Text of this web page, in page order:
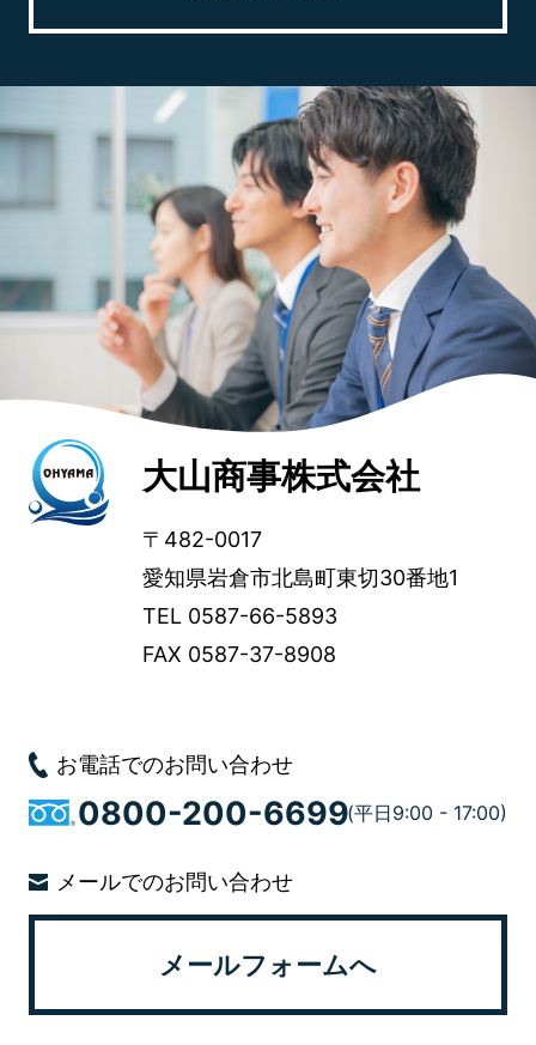
大山商事株式会社
〒482-0017
愛知県岩倉市北島町東切30番地1
TEL 0587-66-5893
FAX 0587-37-8908
お電話でのお問い合わせ
0800-200-6699
メールでのお問い合わせ
メールフォームへ